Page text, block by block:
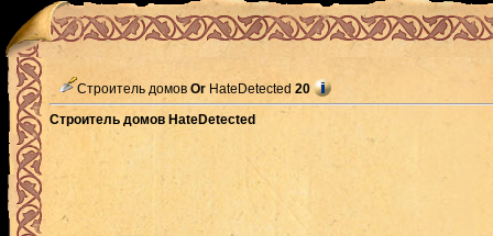
Строитель домов Or HateDetected 20
Строитель домов HateDetected